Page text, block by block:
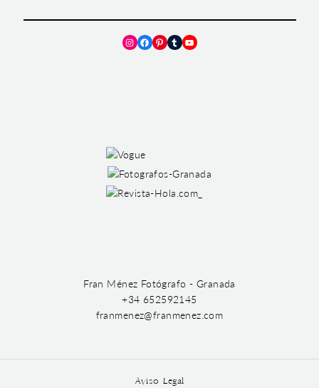
Instagram
Facebook
Pinterest
TumblrYouTube
Fran Ménez Fotógrafo - Granada
+34 652592145
franmenez@franmenez.com
Aviso Legal